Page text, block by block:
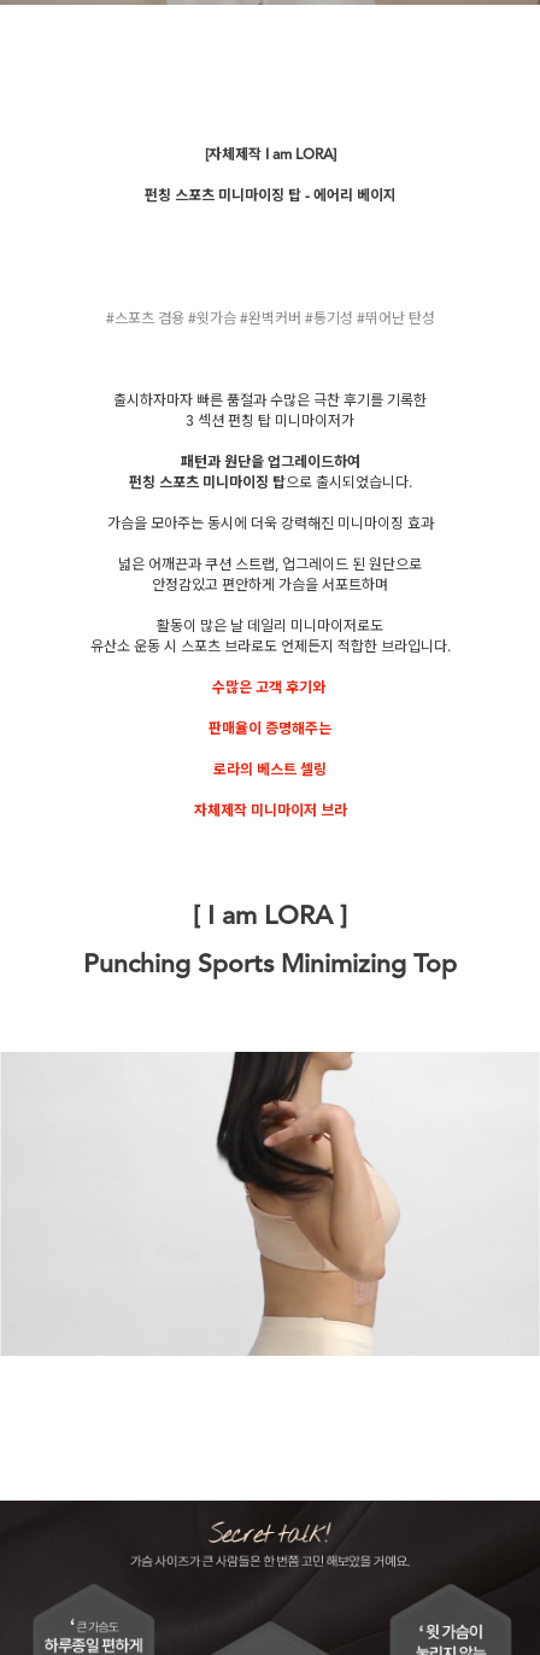
[자체제작 I am LORA]
펀칭 스포츠 미니마이징 탑 - 에어리 베이지
#스포츠 겸용 #윗가슴 #완벽커버 #통기성 #뛰어난 탄성
출시하자마자 빠른 품절과 수많은 극찬 후기를 기록한
3 섹션 펀칭 탑 미니마이저가
패턴과 원단을 업그레이드하여
펀칭 스포츠 미니마이징 탑으로 출시되었습니다.
가슴을 모아주는 동시에 더욱 강력해진 미니마이징 효과
넓은 어깨끈과 쿠션 스트랩, 업그레이드 된 원단으로
안정감있고 편안하게 가슴을 서포트하며
활동이 많은 날 데일리 미니마이저로도
유산소 운동 시 스포츠 브라로도 언제든지 적합한 브라입니다.
수많은 고객 후기와
판매율이 증명해주는
로라의 베스트 셀링
자체제작 미니마이저 브라
[ I am LORA ]
Punching Sports Minimizing Top